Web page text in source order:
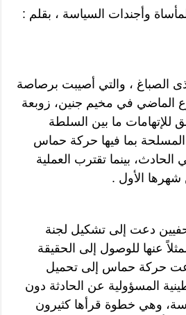
وأجندات السياسة ، بقلم :
الصباغ ، والتي أصيبت برصاصة
الماضي في مخيم جنين، زوبعة
ما بين السلطة
المسلحة بما فيها حركة حماس
بينما تقترب العملية
شهرها الأول .
دعت إلى تشكيل لجنة
عنها للوصول إلى الحقيقة
حركة حماس إلى تحميل
المسؤولية عن الحادثة دون
وهي خطوة قرأها كثيرون